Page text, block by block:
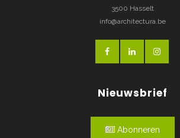
3500 Hasselt
info@architectura.be
Nieuwsbrief
Abonneren